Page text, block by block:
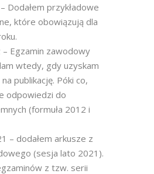
Dodałem przykładowe
które obowiązują dla
Egzamin zawodowy
wtedy, gdy uzyskam
publikację. Póki co,
odpowiedzi do
(formuła 2012 i
– dodałem arkusze z
(sesja lato 2021).
z tzw. serii